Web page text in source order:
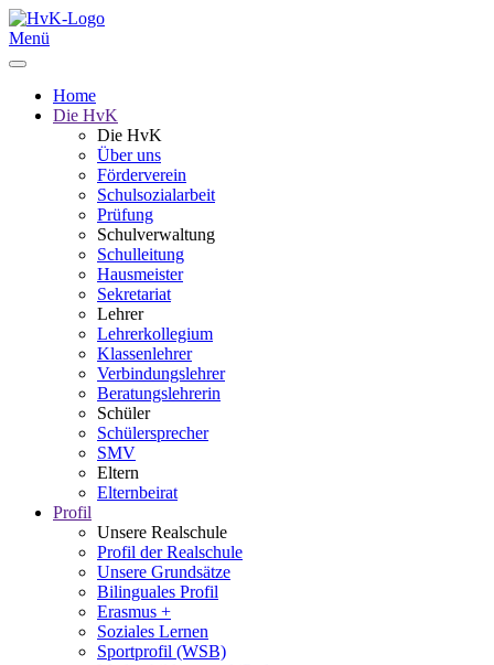
Menü
Home
Die HvK
Die HvK
Über uns
Förderverein
Schulsozialarbeit
Prüfung
Schulverwaltung
Schulleitung
Hausmeister
Sekretariat
Lehrer
Lehrerkollegium
Klassenlehrer
Verbindungslehrer
Beratungslehrerin
Schüler
Schülersprecher
SMV
Eltern
Elternbeirat
Profil
Unsere Realschule
Profil der Realschule
Unsere Grundsätze
Bilinguales Profil
Erasmus +
Soziales Lernen
Sportprofil (WSB)